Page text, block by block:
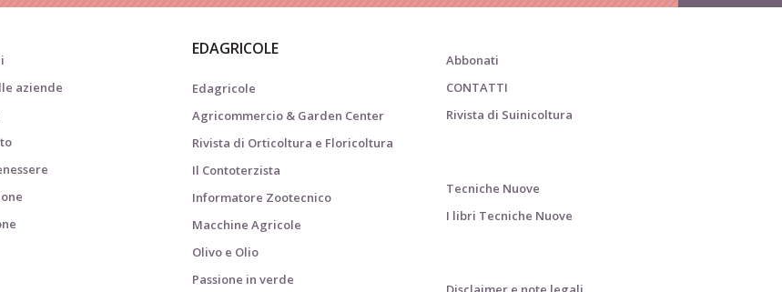
aziende
EDAGRICOLE
Edagricole
Agricommercio & Garden Center
Rivista di Orticoltura e Floricoltura
Il Contoterzista
Informatore Zootecnico
Macchine Agricole
Olivo e Olio
Passione in verde
Abbonati
CONTATTI
Rivista di Suinicoltura
Tecniche Nuove
I libri Tecniche Nuove